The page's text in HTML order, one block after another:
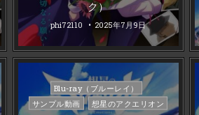
ク）
phi72110 2025年7月9日
Posted
in
Blu-ray（ブルーレイ）
サンプル動画
想星のアクエリオン